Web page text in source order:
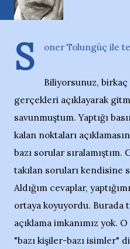
S oner Tolungüç ile
Biliyorsunuz, birkaç
gerçekleri açıklayarak
savunmuştum. Yaptığı
kalan noktaları
bazı sorular sıralamıştım.
takılan soruları kendisine
Aldığım cevaplar,
ortaya koyuyordu. Burada
açıklama imkanımız yok.
"bazı kişiler-bazı isimler"